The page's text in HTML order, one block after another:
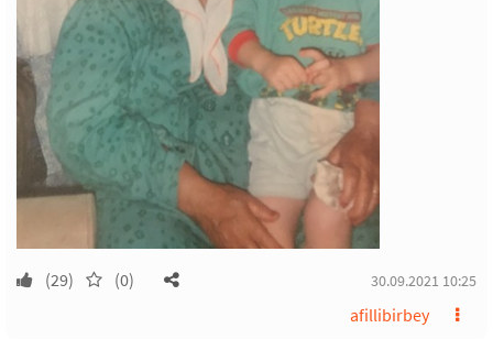
(29) (0) 30.09.2021 10:25
afillibirbey